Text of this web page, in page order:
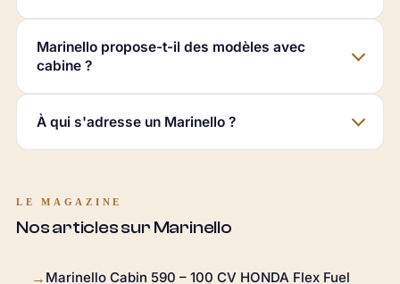
Marinello propose-t-il des modèles avec
cabine ?
À qui s'adresse un Marinello ?
LE MAGAZINE
Nos articles sur Marinello
→ Marinello Cabin 590 – 100 CV HONDA Flex Fuel